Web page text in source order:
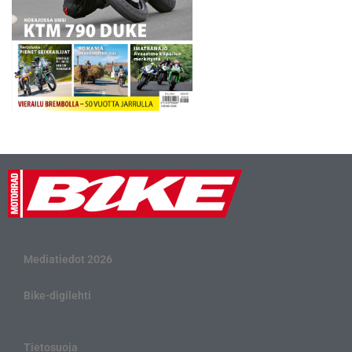
Mediatiedot 2026
Bike-digilehti
Tietosuoja